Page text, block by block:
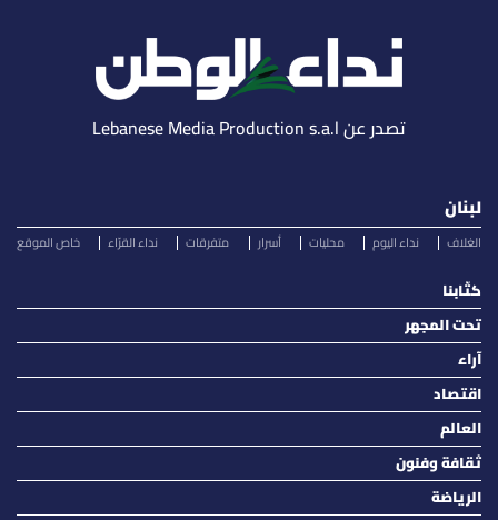
تصدر عن Lebanese Media Production s.a.l
لبنان
الغلاف نداء اليوم محليات أسرار متفرقات نداء القرّاء خاص الموقع
كتّابنا
تحت المجهر
آراء
اقتصاد
العالم
ثقافة وفنون
الرياضة